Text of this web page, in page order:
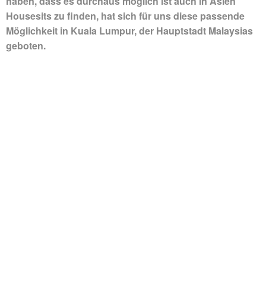
Housesits zu finden, hat sich für uns diese passende
Möglichkeit in Kuala Lumpur, der Hauptstadt Malaysias
geboten.